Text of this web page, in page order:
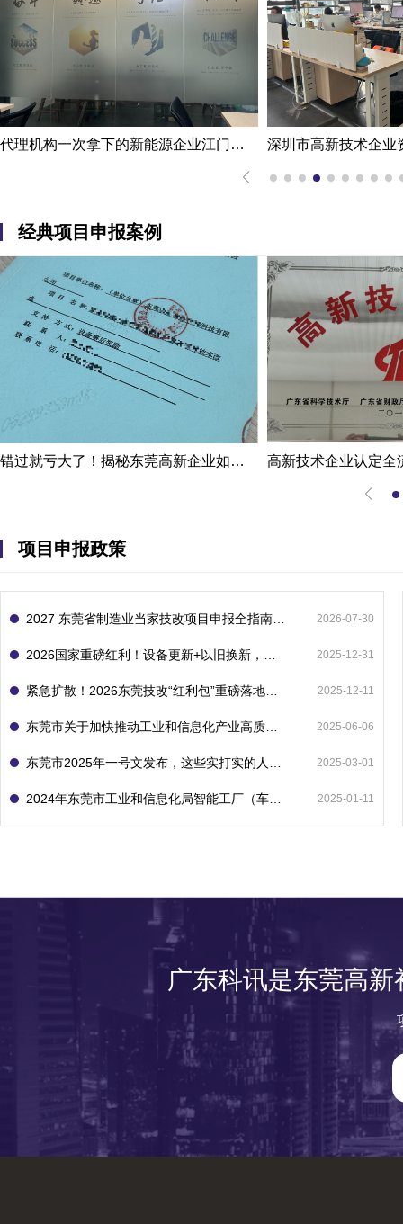
代理机构一次拿下的新能源企业江门高新技术企业认定申报案例
经典项目申报案例
错过就亏大了！揭秘东莞高新企业如何轻松拿下省级技术改造项目300万补贴
项目申报政策
2026-07-30
2025-12-31
2025-12-11
2025-06-06
2025-03-01
2025-01-11
广东科讯是东莞高